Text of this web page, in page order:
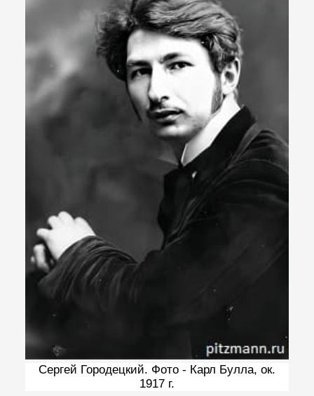
Сергей Городецкий. Фото - Карл Булла, ок.
1917 г.